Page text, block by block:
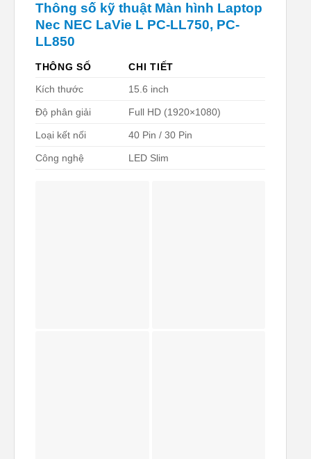
Thông số kỹ thuật Màn hình Laptop
Nec NEC LaVie L PC-LL750, PC-
LL850
THÔNG SỐ
CHI TIẾT
Kích thước
15.6 inch
Độ phân giải Full HD (1920×1080)
Loại kết nối 40 Pin / 30 Pin
Công nghệ LED Slim